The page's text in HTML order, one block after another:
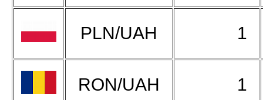
PLN/UAH 1
RON/UAH 1